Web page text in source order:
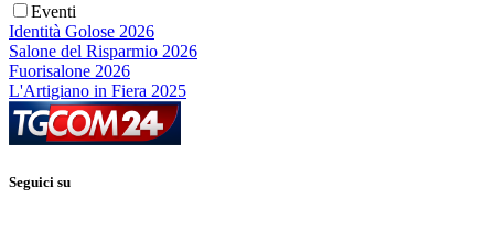
Eventi
Identità Golose 2026
Salone del Risparmio 2026
Fuorisalone 2026
L'Artigiano in Fiera 2025
Seguici su